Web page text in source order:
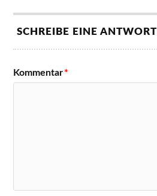
SCHREIBE EINE ANTWORT
Kommentar*